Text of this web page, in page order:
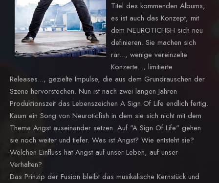
Titel des kommenden Albums,
es ist auch das Konzept, mit
dem NEUROTICFISH sich neu
definieren. Sie machen sich
rar..., wenige vereinzelte
Konzerte..., limitierte
Releases..., gezielte Impulse, die aus dem Grundrauschen der
Szene hervorstechen. Nun ist nach zwei langen Jahren
Produktionszeit das Lebenszeichen A Sign Of Life endlich fertig.
Kaum ein Song von Neuroticfish in dem sie sich nicht mit dem
Thema Angst auseinander setzen. Auf "A Sign Of Life" gehen
sie noch weiter und tiefer. Was ist Angst? Wie entsteht sie?
Welchen Einfluss hat Angst auf unser Leben, auf unser
Verhalten?
Das Prinzip der Fusion bleibt das musikalische Kernstück und